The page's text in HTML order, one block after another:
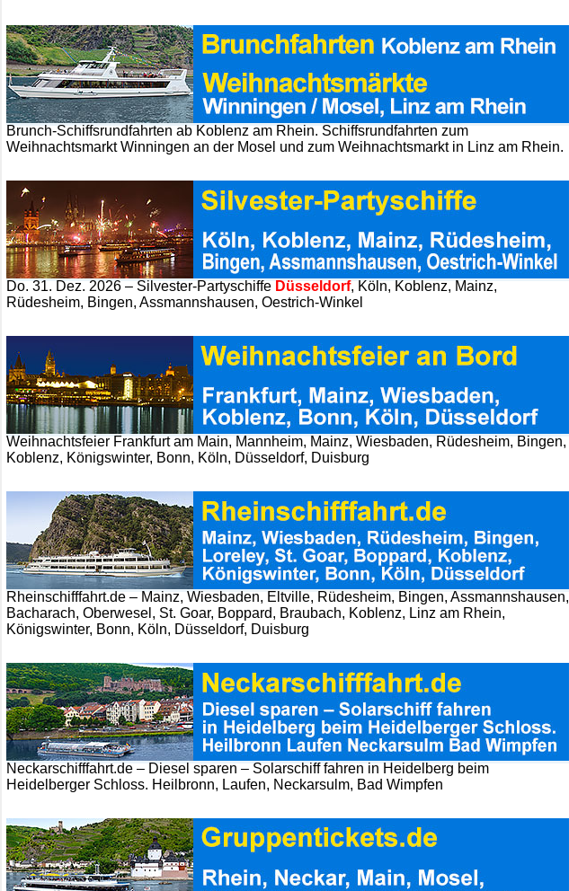
Brunch-Schiffsrundfahrten ab Koblenz am Rhein. Schiffsrundfahrten zum
Weihnachtsmarkt Winningen an der Mosel und zum Weihnachtsmarkt in Linz am Rhein.
Do. 31. Dez. 2026 – Silvester-Partyschiffe Düsseldorf, Köln, Koblenz, Mainz,
Rüdesheim, Bingen, Assmannshausen, Oestrich-Winkel
Weihnachtsfeier Frankfurt am Main, Mannheim, Mainz, Wiesbaden, Rüdesheim, Bingen,
Koblenz, Königswinter, Bonn, Köln, Düsseldorf, Duisburg
Rheinschifffahrt.de – Mainz, Wiesbaden, Eltville, Rüdesheim, Bingen, Assmannshausen,
Bacharach, Oberwesel, St. Goar, Boppard, Braubach, Koblenz, Linz am Rhein,
Königswinter, Bonn, Köln, Düsseldorf, Duisburg
Neckarschifffahrt.de – Diesel sparen – Solarschiff fahren in Heidelberg beim
Heidelberger Schloss. Heilbronn, Laufen, Neckarsulm, Bad Wimpfen